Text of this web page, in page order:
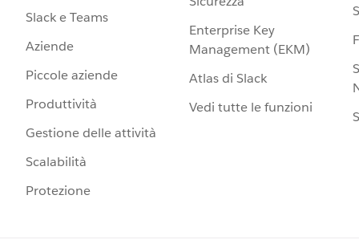
Slack e Teams
Aziende
Piccole aziende
Produttività
Gestione delle attività
Scalabilità
Protezione
Enterprise Key
Management (EKM)
Atlas di Slack
Vedi tutte le funzioni